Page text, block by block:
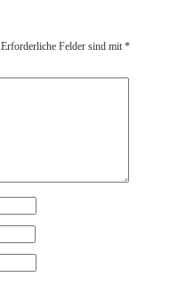
Erforderliche Felder sind mit *